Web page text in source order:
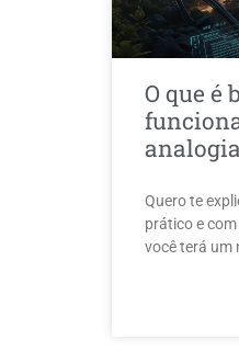
O que é
Quero te
prático e
você terá um